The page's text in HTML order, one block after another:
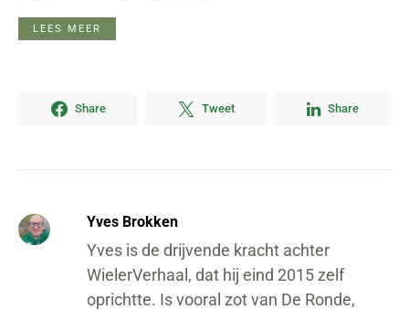
LEES MEER
Share Tweet Share
Yves Brokken
Yves is de drijvende kracht achter
WielerVerhaal, dat hij eind 2015 zelf
oprichtte. Is vooral zot van De Ronde,